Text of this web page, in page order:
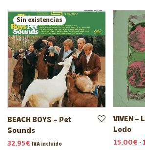
BEACH BOYS – Pet
Sounds
32,95€ IVA incluido
VIVEN –
Lodo
15,00€ -